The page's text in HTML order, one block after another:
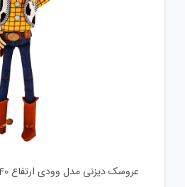
عروسک دیزنی مدل وودی ارتفاع 40 سانتی متر